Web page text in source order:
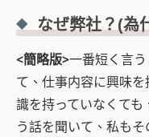
なぜ弊社？ (為
<簡略版>一番短く言
て、仕事内容に興味
識を持っていなくて
う話を聞いて、私も